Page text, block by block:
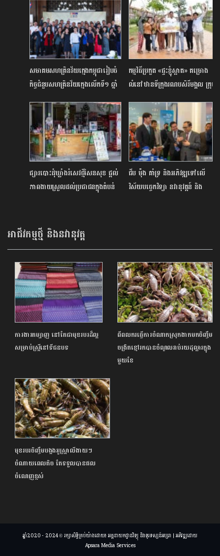
សមាគមសហគ្រិនវ័យក្មេងកម្ពុជារៀបចំ
កិច្ចជំនួបសហគ្រិនវ័យក្មេងលើកទី១ ឆ្នាំ​
កម្មវិធីប្រកួត «ផ្ទះខ្ញុំស្អាត» គម្រោង
លំនៅឋានទីក្រុងរណបសិរីមង្គល ក្រុម
ម្ចាស់ជ័យលាភី
ផ្សារបោះដុំឃ្លាំងរំសេវថ្មីសែនសុខ ផ្តល់
ភាពងាយស្រួលដល់ប្រជាជនក្នុងតំបន់
ជីប ម៉ុង គាំទ្រ និងអភិវឌ្ឍទៅលើ
វិស័យបច្ចេកវិទ្យា នវានុវត្តន៍ និង
អាជីវកម្មថ្មី និងនវានុវត្ត
ការងារតម្បាញ នៅតែជាមុខរបរដ៏ល្អ
សម្រាប់ស្ត្រីនៅទីជនបទ
ពីពលករធ្វើការចំណាកស្រុកងាកមកចិញ្ចឹម
ចង្រិតខ្មៅរកបានចំណូលរាប់រយដុល្លារក្នុង
មួយខែ
មុខរបរចិញ្ចឹមបង្កងអូស្ត្រាលីងាយៗ
ចំណាយពេលតិច តែទទួលបានផល
ចំណេញខ្ពស់
ឆ្នាំ2020 - 2024 © រក្សាសិទ្ធិគ្រប់យ៉ាងដោយ៖ អគ្គនាយកដ្ឋានវិទ្យុ និងទូរទស្សន៍អប្សរា | អភិវឌ្ឍដោយ
Apsara Media Services